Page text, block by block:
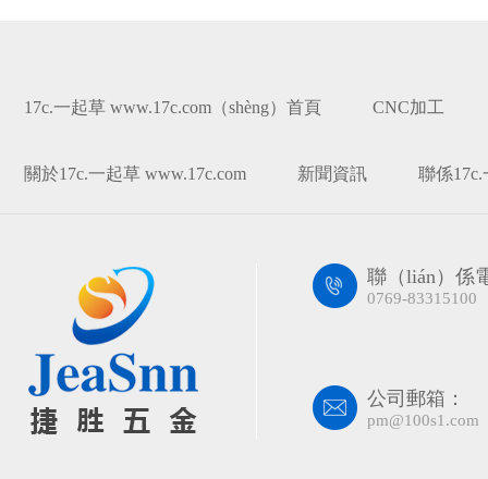
17c.一起草 www.17c.com（shèng）首頁 CNC加工
關於17c.一起草 www.17c.com 新聞資訊 聯係17c.
聯（lián）係
0769-83315100
公司郵箱：
pm@100s1.com